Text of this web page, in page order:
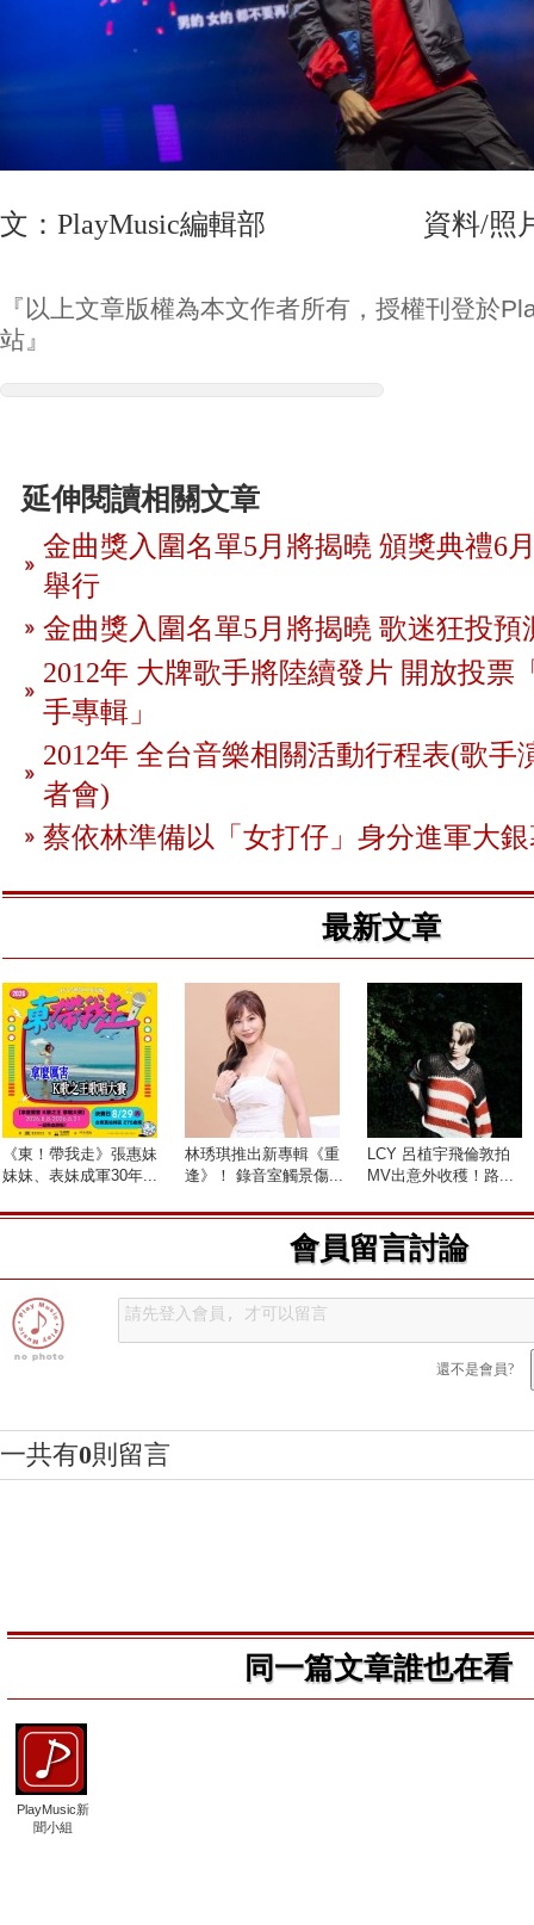
文：PlayMusic編輯部 資料/照片
『以上文章版權為本文作者所有，授權刊登於
站』
延伸閱讀相關文章
金曲獎入圍名單5月將揭曉 頒獎典禮6
舉行
金曲獎入圍名單5月將揭曉 歌迷狂投預
2012年 大牌歌手將陸續發片 開放投票
手專輯」
2012年 全台音樂相關活動行程表(歌手
者會)
蔡依林準備以「女打仔」身分進軍大
最新文章
《東！帶我走》張惠妹
妹妹、表妹成軍30年...
林琇琪推出新專輯《重
逢》！ 錄音室觸景傷...
LCY 呂植宇飛倫敦拍
MV出意外收穫！路...
會員留言討論
還不是會員?
一共有0則留言
同一篇文章誰也在看
PlayMusic新
聞小組